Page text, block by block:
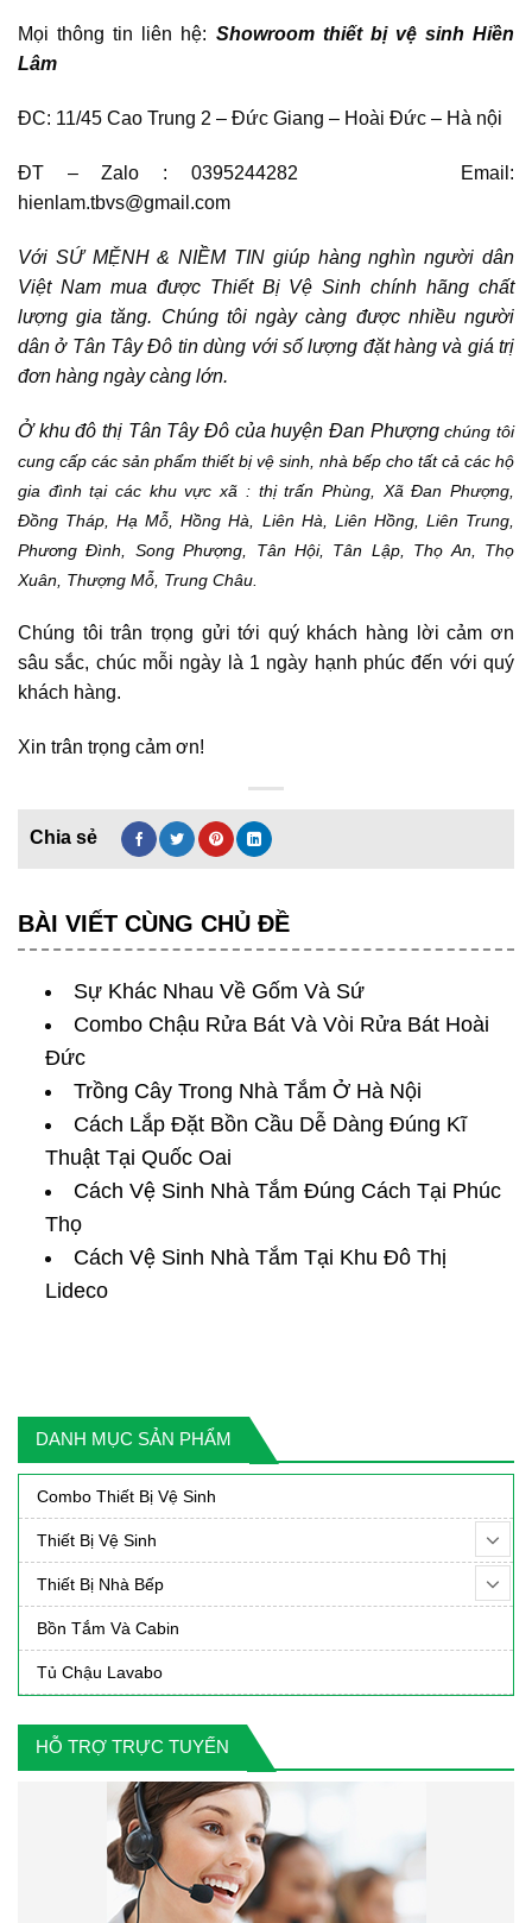
Mọi thông tin liên hệ: Showroom thiết bị vệ sinh Hiền
Lâm
ĐC: 11/45 Cao Trung 2 – Đức Giang – Hoài Đức – Hà nội
ĐT – Zalo : 0395244282 Email:
hienlam.tbvs@gmail.com
Với SỨ MỆNH & NIỀM TIN giúp hàng nghìn người dân
Việt Nam mua được Thiết Bị Vệ Sinh chính hãng chất
lượng gia tăng. Chúng tôi ngày càng được nhiều người
dân ở Tân Tây Đô tin dùng với số lượng đặt hàng và giá trị
đơn hàng ngày càng lớn.
Ở khu đô thị Tân Tây Đô của huyện Đan Phượngchúng tôi
cung cấp các sản phẩm thiết bị vệ sinh, nhà bếp cho tất cả các hộ
gia đình tại các khu vực xã : thị trấn Phùng, Xã Đan Phượng,
Đồng Tháp, Hạ Mỗ, Hồng Hà, Liên Hà, Liên Hồng, Liên Trung,
Phương Đình, Song Phượng, Tân Hội, Tân Lập, Thọ An, Thọ
Xuân, Thượng Mỗ, Trung Châu.
Chúng tôi trân trọng gửi tới quý khách hàng lời cảm ơn
sâu sắc, chúc mỗi ngày là 1 ngày hạnh phúc đến với quý
khách hàng.
Xin trân trọng cảm ơn!
BÀI VIẾT CÙNG CHỦ ĐỀ
Sự Khác Nhau Về Gốm Và Sứ
Combo Chậu Rửa Bát Và Vòi Rửa Bát Hoài
Đức
Trồng Cây Trong Nhà Tắm Ở Hà Nội
Cách Lắp Đặt Bồn Cầu Dễ Dàng Đúng Kĩ
Thuật Tại Quốc Oai
Cách Vệ Sinh Nhà Tắm Đúng Cách Tại Phúc
Thọ
Cách Vệ Sinh Nhà Tắm Tại Khu Đô Thị
Lideco
DANH MỤC SẢN PHẨM
Combo Thiết Bị Vệ Sinh
Thiết Bị Vệ Sinh
Thiết Bị Nhà Bếp
Bồn Tắm Và Cabin
Tủ Chậu Lavabo
HỖ TRỢ TRỰC TUYẾN